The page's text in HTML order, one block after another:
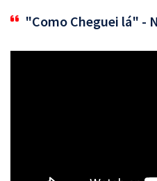
"Como Cheguei lá" -